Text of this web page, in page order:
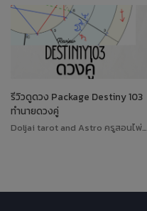
รีวิวดูดวง Package Destiny 103
ทำนายดวงคู่
Doljai tarot and Astro ครูสอนไพ่ทาโรต์